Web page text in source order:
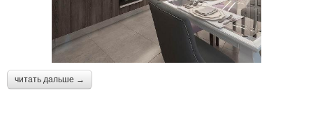
читать дальше →